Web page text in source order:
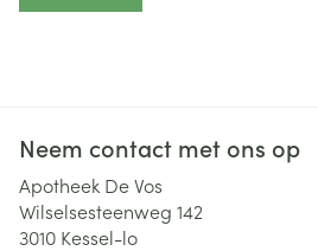
Neem contact met ons op
Apotheek De Vos
Wilselsesteenweg 142
3010 Kessel-lo